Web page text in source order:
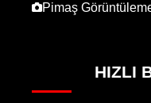
Pimaş
HIZLI